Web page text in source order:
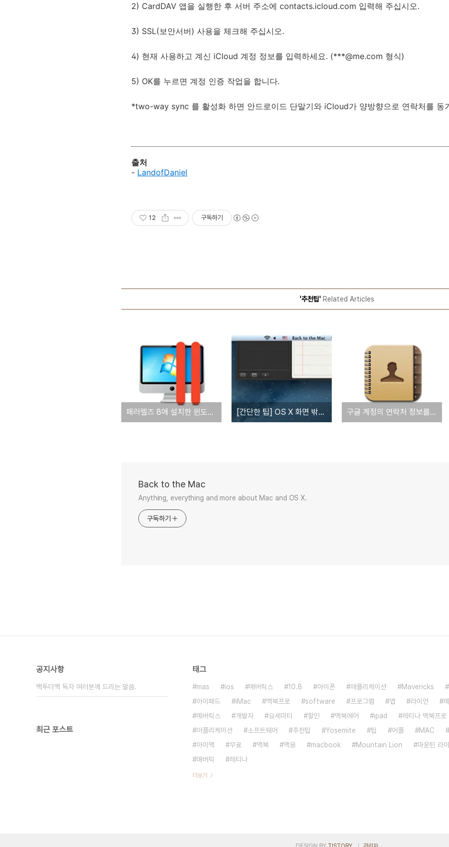
2) CardDAV 앱을 실행한 후 서버 주소에 contacts.icloud.com 입력해 주십시오.
3) SSL(보안서버) 사용을 체크해 주십시오.
4) 현재 사용하고 계신 iCloud 계정 정보를 입력하세요. (***@me.com 형식)
5) OK를 누르면 계정 인증 작업을 합니다.
*two-way sync 를 활성화 하면 안드로이드 단말기와 iCloud가 양방향으로 연락처를 동
출처
- LandofDaniel
12 구독하기
'추천팁'Related Articles
패러렐즈 8에 설치한 윈도우 8 사용시 특정 웹사이트의 한글 텍스트가 깨져서 표시될 때 [간단한 팁] OS X 화면 밖으로 벗어난 창을 이동할 수 없을 때 이렇게 해보세요 구글 계정의 연락처 정보를 맥과 아이폰으로 동기화하는 방법
Back to the Mac
Anything, everything and more about Mac and OS X.
구독하기
공지사항
백투더맥 독자 여러분께 드리는 말씀.
최근 포스트
태그
mas ios 매버릭스 10.8 아이폰 애플리케이션 Mavericks
아이패드
iMac 맥북프로 software 프로그램 앱 라이언
메버릭스
개발자 요세미티 할인 맥북에어 ipad
레티나 맥북프로
어플리케이션
소프트웨어 추천팁 Yosemite 팁 어플 MAC
아이맥
무료 맥북 맥용 macbook Mountain Lion
마운틴 라
매버릭
레티나
더보기